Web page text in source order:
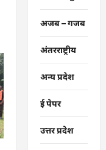
अजब – गजब
अंतरराष्ट्रीय
अन्य प्रदेश
ई पेपर
उत्तर प्रदेश